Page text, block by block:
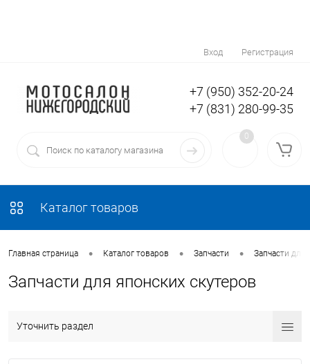
Вход Регистрация
+7 (950) 352-20-24
+7 (831) 280-99-35
0
Каталог товаров
Главная страница • Каталог товаров • Запчасти • Запчасти для
Запчасти для японских скутеров
Уточнить раздел